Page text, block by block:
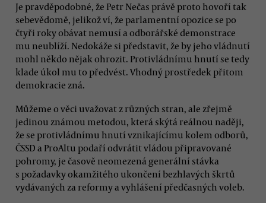
Je pravděpodobné, že Petr Nečas právě proto hovoří tak
sebevědomě, jelikož ví, že parlamentní opozice se po
čtyři roky obávat nemusí a odborářské demonstrace
mu neublíží. Nedokáže si představit, že by jeho vládnutí
mohl někdo nějak ohrozit. Protivládnímu hnutí se tedy
klade úkol mu to předvést. Vhodný prostředek přitom
demokracie zná.
Můžeme o věci uvažovat z různých stran, ale zřejmě
jedinou známou metodou, která skýtá reálnou naději,
že se protivládnímu hnutí vznikajícímu kolem odborů,
ČSSD a ProAltu podaří odvrátit vládou připravované
pohromy, je časově neomezená generální stávka
s požadavky okamžitého ukončení bezhlavých škrtů
vydávaných za reformy a vyhlášení předčasných voleb.